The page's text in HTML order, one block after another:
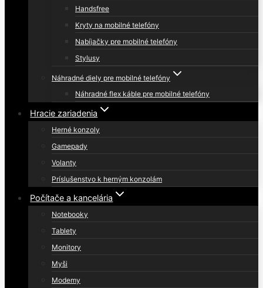
Handsfree
Kryty na mobilné telefóny
Nabíjačky pre mobilné telefóny
Stylusy
Náhradné diely pre mobilné telefóny
Náhradné flex káble pre mobilné telefóny
Hracie zariadenia
Herné konzoly
Gamepady
Volanty
Príslušenstvo k herným konzolám
Počítače a kancelária
Notebooky
Tablety
Monitory
Myši
Modemy